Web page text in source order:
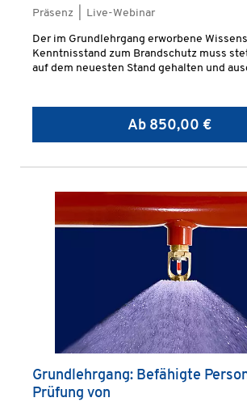
Präsenz | Live-Webinar
Der im Grundlehrgang erworbene
Kenntnisstand zum Brandschutz muss
auf dem neuesten Stand gehalten und
Ab 850,00 €
Grundlehrgang: Befähigte
Prüfung von